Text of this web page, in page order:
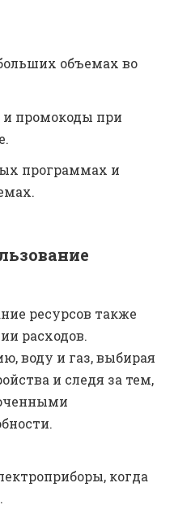
объемах во
промокоды при
программах и
ресурсов также
расходов.
воду и газ, выбирая
и следя за тем,
когда